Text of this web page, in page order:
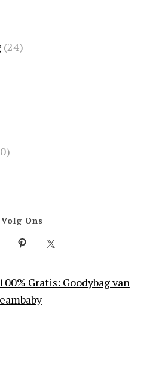
(24)
Volg Ons
100% Gratis: Goodybag van